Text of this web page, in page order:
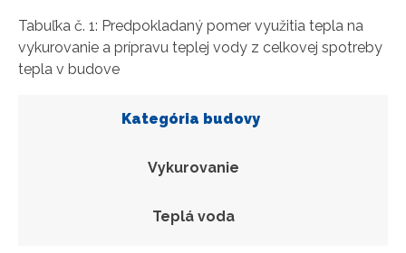
Tabuľka č. 1: Predpokladaný pomer využitia tepla na
vykurovanie a prípravu teplej vody z celkovej spotreby
tepla v budove
Kategória budovy
Vykurovanie
Teplá voda